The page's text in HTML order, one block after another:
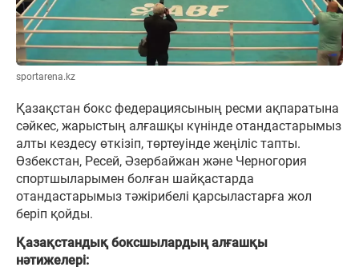
sportarena.kz
Қазақстан бокс федерациясының ресми ақпаратына
сәйкес, жарыстың алғашқы күнінде отандастарымыз
алты кездесу өткізіп, төртеуінде жеңіліс тапты.
Өзбекстан, Ресей, Әзербайжан және Черногория
спортшыларымен болған шайқастарда
отандастарымыз тәжірибелі қарсыластарға жол
беріп қойды.
Қазақстандық боксшылардың алғашқы
нәтижелері: